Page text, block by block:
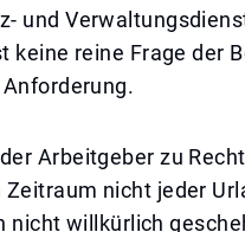
und
keine reine Frage der
Arbeitgeber zu
nicht jeder
nicht willkürlich